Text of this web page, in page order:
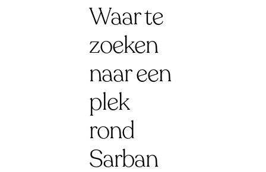
Waar te
zoeken
naar een
plek
rond
Sarban